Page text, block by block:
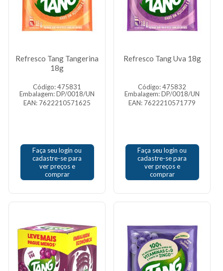
Refresco Tang Tangerina
18g
Código: 475831
Embalagem: DP/0018/UN
EAN: 7622210571625
Faça seu login ou
cadastre-se para
ver preços e
comprar
Refresco Tang Uva 18g
Código: 475832
Embalagem: DP/0018/UN
EAN: 7622210571779
Faça seu login ou
cadastre-se para
ver preços e
comprar